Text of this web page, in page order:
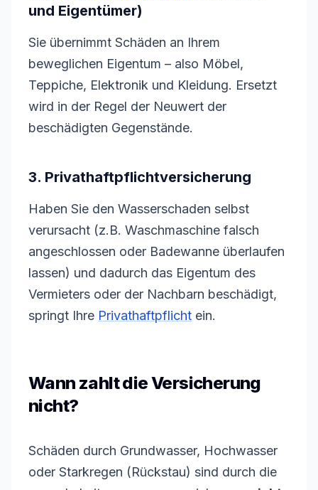
und Eigentümer)
Sie übernimmt Schäden an Ihrem
beweglichen Eigentum – also Möbel,
Teppiche, Elektronik und Kleidung. Ersetzt
wird in der Regel der Neuwert der
beschädigten Gegenstände.
3. Privathaftpflichtversicherung
Haben Sie den Wasserschaden selbst
verursacht (z.B. Waschmaschine falsch
angeschlossen oder Badewanne überlaufen
lassen) und dadurch das Eigentum des
Vermieters oder der Nachbarn beschädigt,
springt Ihre Privathaftpflicht ein.
Wann zahlt die Versicherung
nicht?
Schäden durch Grundwasser, Hochwasser
oder Starkregen (Rückstau) sind durch die